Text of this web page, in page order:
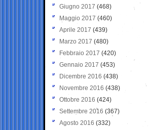
Giugno 2017 (468)
Maggio 2017 (460)
Aprile 2017 (439)
Marzo 2017 (480)
Febbraio 2017 (420)
Gennaio 2017 (453)
Dicembre 2016 (438)
Novembre 2016 (438)
Ottobre 2016 (424)
Settembre 2016 (367)
Agosto 2016 (332)